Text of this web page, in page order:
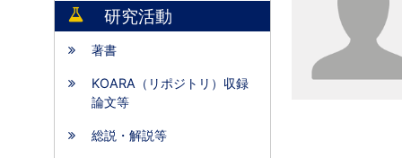
研究活動
著書
KOARA（リポジトリ）収録
論文等
総説・解説等